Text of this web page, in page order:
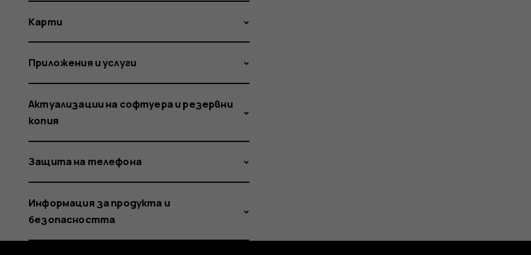
Карти
Приложения и услуги
Актуализации на софтуера и резервни
копия
Защита на телефона
Информация за продукта и
безопасността